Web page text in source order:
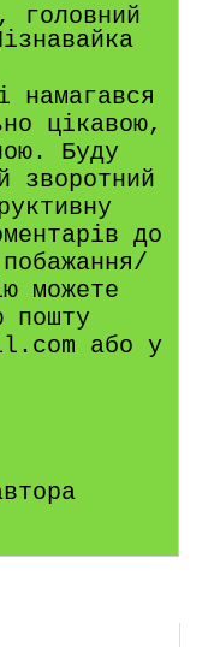
головний
намагався
цікавою,
Буду
зворотний
до
можете
пошту
або у